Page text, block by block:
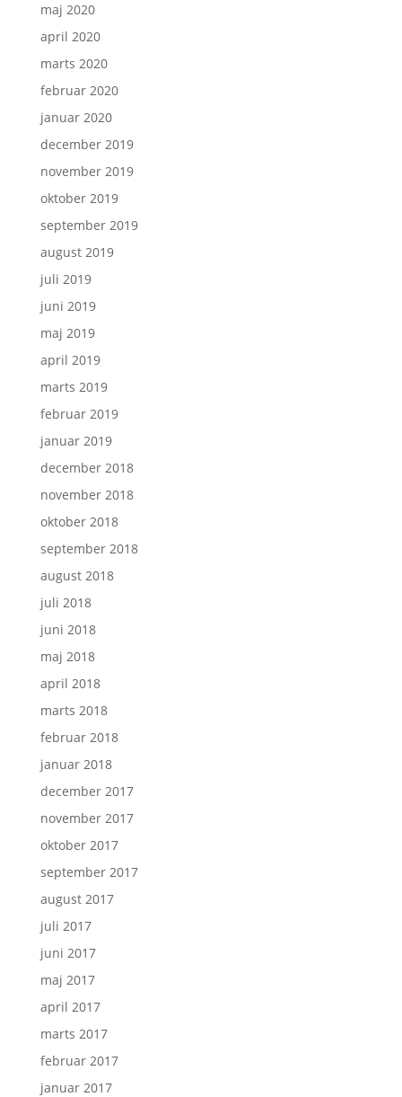
maj 2020
april 2020
marts 2020
februar 2020
januar 2020
december 2019
november 2019
oktober 2019
september 2019
august 2019
juli 2019
juni 2019
maj 2019
april 2019
marts 2019
februar 2019
januar 2019
december 2018
november 2018
oktober 2018
september 2018
august 2018
juli 2018
juni 2018
maj 2018
april 2018
marts 2018
februar 2018
januar 2018
december 2017
november 2017
oktober 2017
september 2017
august 2017
juli 2017
juni 2017
maj 2017
april 2017
marts 2017
februar 2017
januar 2017